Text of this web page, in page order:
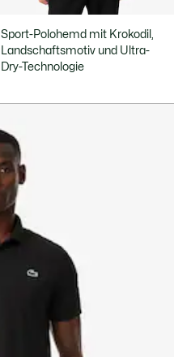
Sport-Polohemd mit Krokodil,
Landschaftsmotiv und Ultra-
Dry-Technologie